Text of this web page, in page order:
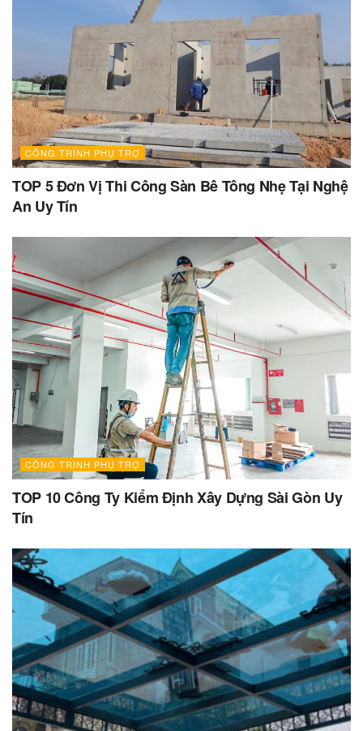
CÔNG TRÌNH PHỤ TRỢ
TOP 5 Đơn Vị Thi Công Sàn Bê Tông Nhẹ Tại Nghệ
An Uy Tín
CÔNG TRÌNH PHỤ TRỢ
TOP 10 Công Ty Kiểm Định Xây Dựng Sài Gòn Uy
Tín